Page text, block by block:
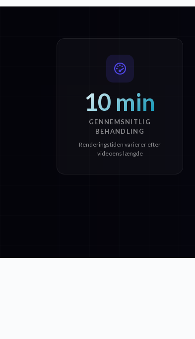
10 min
GENNEMSNITLIG
BEHANDLING
Renderingstiden varierer efter
videoens længde